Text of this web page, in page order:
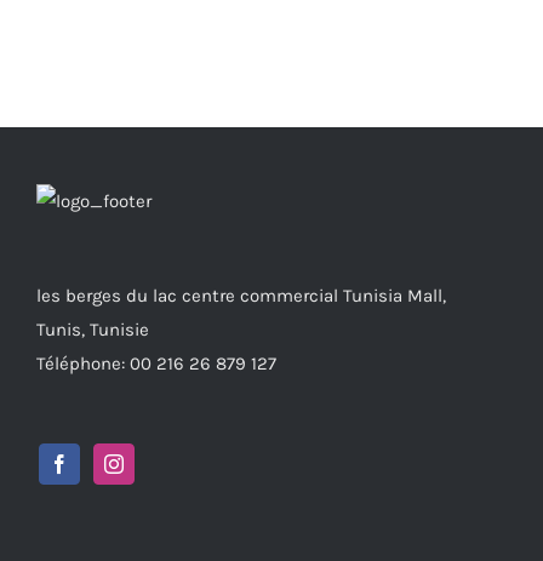
les berges du lac centre commercial Tunisia Mall,
Tunis, Tunisie
Téléphone: 00 216 26 879 127